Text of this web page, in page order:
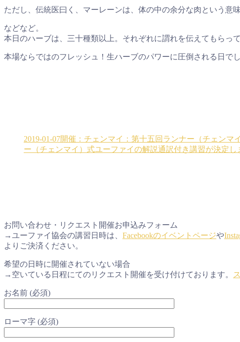
ただし、伝統医曰く、マーレーンは、体の中の余分な肉という意
などなど。
本日のハーブは、三十種類以上。それぞれに謂れを伝えてもらって
本場ならではのフレッシュ！生ハーブのパワーに圧倒される日でし
2019-01-07開催：チェンマイ：第十五回ランナー（チェン
ー（チェンマイ）式ユーファイの解説通訳付き講習が決定
お問い合わせ・リクエスト開催お申込みフォーム
→ユーファイ協会の講習日時は、 Facebookのイベントページや
よりご決済ください。
希望の日時に開催されていない場合
→空いている日程にてのリクエスト開催を受け付けております。
お名前 (必須)
ローマ字 (必須)